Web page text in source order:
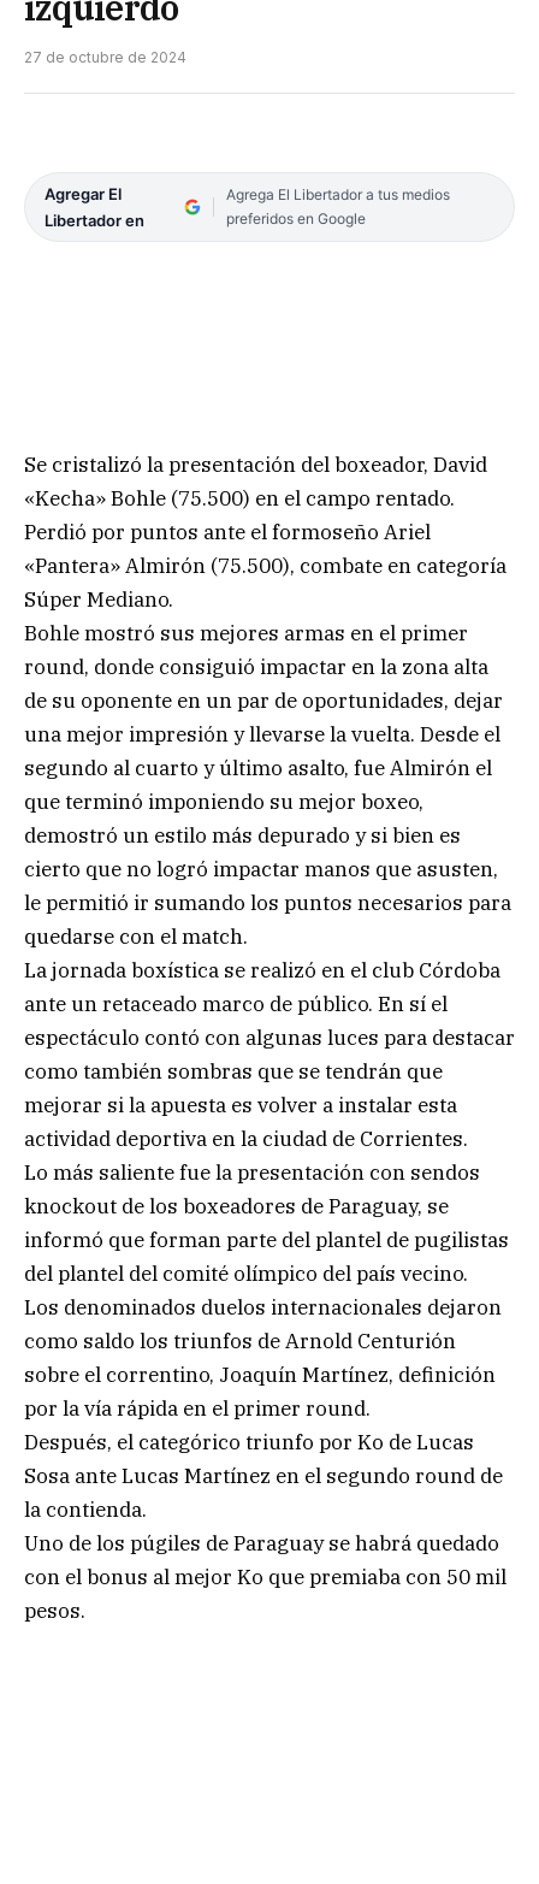
27 de octubre de 2024
Agregar El
Libertador en
Agrega El Libertador a tus medios
preferidos en Google
Se cristalizó la presentación del boxeador, David
«Kecha» Bohle (75.500) en el campo rentado.
Perdió por puntos ante el formoseño Ariel
«Pantera» Almirón (75.500), combate en categoría
Súper Mediano.
Bohle mostró sus mejores armas en el primer
round, donde consiguió impactar en la zona alta
de su oponente en un par de oportunidades, dejar
una mejor impresión y llevarse la vuelta. Desde el
segundo al cuarto y último asalto, fue Almirón el
que terminó imponiendo su mejor boxeo,
demostró un estilo más depurado y si bien es
cierto que no logró impactar manos que asusten,
le permitió ir sumando los puntos necesarios para
quedarse con el match.
La jornada boxística se realizó en el club Córdoba
ante un retaceado marco de público. En sí el
espectáculo contó con algunas luces para destacar
como también sombras que se tendrán que
mejorar si la apuesta es volver a instalar esta
actividad deportiva en la ciudad de Corrientes.
Lo más saliente fue la presentación con sendos
knockout de los boxeadores de Paraguay, se
informó que forman parte del plantel de pugilistas
del plantel del comité olímpico del país vecino.
Los denominados duelos internacionales dejaron
como saldo los triunfos de Arnold Centurión
sobre el correntino, Joaquín Martínez, definición
por la vía rápida en el primer round.
Después, el categórico triunfo por Ko de Lucas
Sosa ante Lucas Martínez en el segundo round de
la contienda.
Uno de los púgiles de Paraguay se habrá quedado
con el bonus al mejor Ko que premiaba con 50 mil
pesos.